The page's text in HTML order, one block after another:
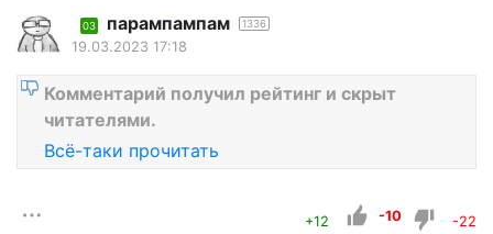
03 парампампам 1336
19.03.2023 17:18
Комментарий получил рейтинг и скрыт
читателями.
Всё-таки прочитать
+12 -10 -22